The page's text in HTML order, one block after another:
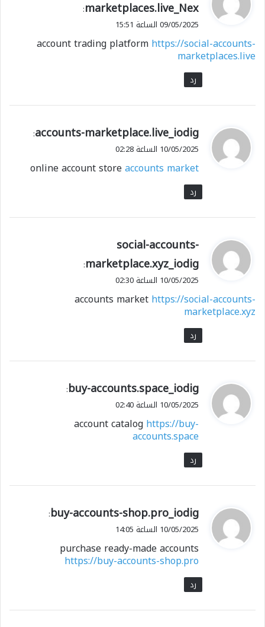
و
ل
marketplaces.live_Nex
:
09/05/2025 الساعة 15:51
account trading platformhttps://social-accounts-
marketplaces.live
رد
ي
ق
ل
accounts-marketplace.live_iodig
:
10/05/2025 الساعة 02:28
online account storeaccounts market
رد
ي
و
ل
social-accounts-
marketplace.xyz_iodig
:
10/05/2025 الساعة 02:30
accounts markethttps://social-accounts-
marketplace.xyz
رد
ي
ق
ل
buy-accounts.space_iodig
:
10/05/2025 الساعة 02:40
account cataloghttps://buy-
accounts.space
رد
ي
ق
ل
buy-accounts-shop.pro_iodig
:
10/05/2025 الساعة 14:05
purchase ready-made accounts
https://buy-accounts-shop.pro
رد